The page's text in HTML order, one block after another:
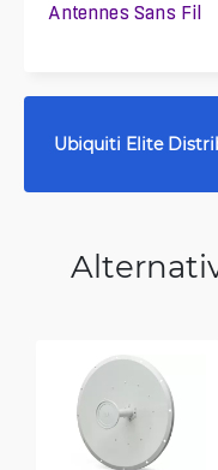
Antennes Sans Fil
Ubiquiti Elite